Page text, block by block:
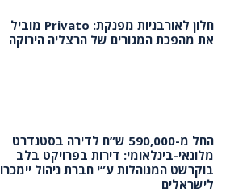
חלון לאורבניות מפנקת: Privato מוביל
את מהפכת המגורים של הרצליה הירוקה
החל מ-590,000 ש”ח לדירה בסטנדרט
מלונאי-בינלאומי: דירות בפרויקט בלב
בוקרשט המנוהלות ע”י חברת ניהול יימכרו
לישראלים